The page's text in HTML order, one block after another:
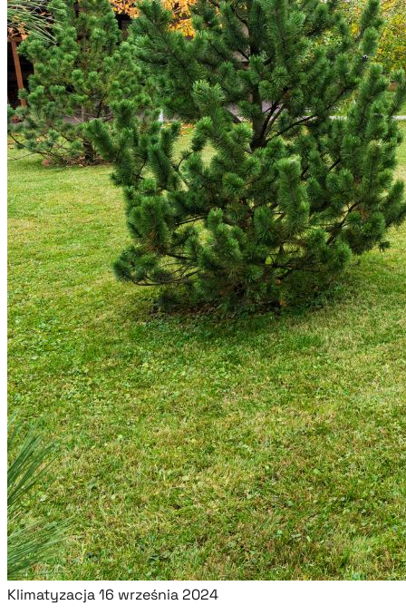
Klimatyzacja16 września 2024